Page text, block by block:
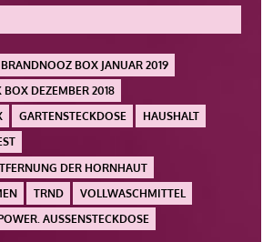
BRANDNOOZ BOX JANUAR 2019
DEZEMBER 2018
GARTENSTECKDOSE
HAUSHALT
DER HORNHAUT
TRND
VOLLWASCHMITTEL
AUSSENSTECKDOSE